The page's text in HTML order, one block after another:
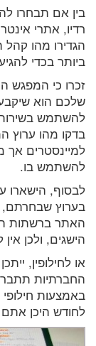
בין אם תבחרו
רדיו, אתרי
הגדירו מהו
ביותר בכדי
זכרו כי המפגש
שלכם הוא
להשתמש
בדקו מהו ערוץ
למיינסטרים
להשתמש בו.
לבסוף, הישארו
בערוץ שבחרתם,
האתר ברשתות
הישגים, ולכן
או לחילופין,
החברתיות
באמצעות
לחודש היכן אתם